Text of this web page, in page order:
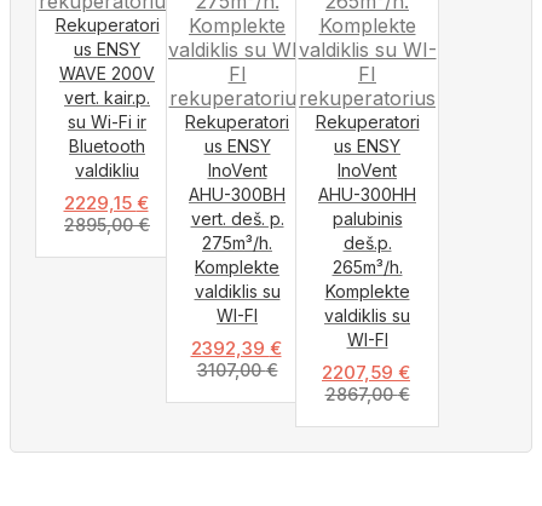
Rekuperatori
us ENSY
WAVE 200V
vert. kair.p.
su Wi-Fi ir
Bluetooth
valdikliu
2229,15 €
2895,00€
Rekuperatori
us ENSY
InoVent
AHU-300BH
vert. deš. p.
275m³/h.
Komplekte
valdiklis su
WI-FI
2392,39 €
3107,00€
Rekuperatori
us ENSY
InoVent
AHU-300HH
palubinis
deš.p.
265m³/h.
Komplekte
valdiklis su
WI-FI
2207,59 €
2867,00€